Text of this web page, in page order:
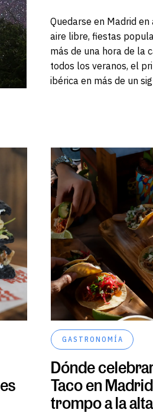
Quedarse en Madrid
aire libre, fiestas
más de una hora de la
todos los veranos, el
ibérica en más de un
GASTRONOMÍA
Dónde
Taco en
trompo a la